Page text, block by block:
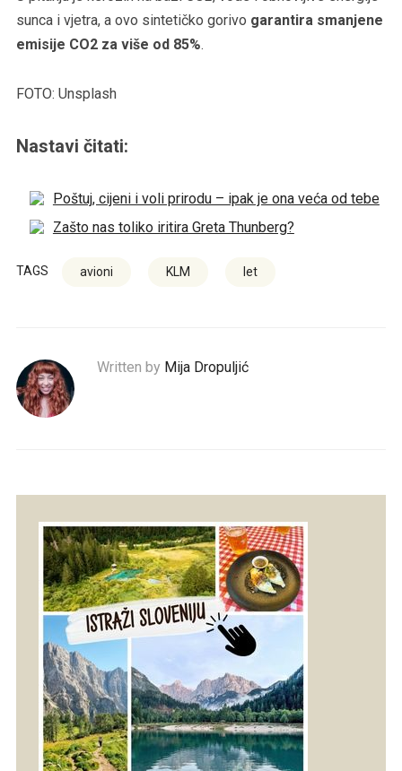
sunca i vjetra, a ovo sintetičko gorivo garantira smanjene
emisije CO2 za više od 85%.
FOTO: Unsplash
Nastavi čitati:
Poštuj, cijeni i voli prirodu – ipak je ona veća od tebe
Zašto nas toliko iritira Greta Thunberg?
TAGS avioni KLM let
Written by Mija Dropuljić